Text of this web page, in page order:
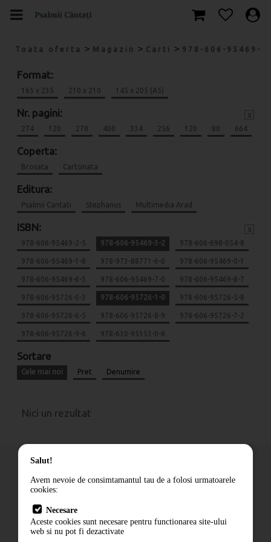
Toata oferta > Magazin > Carti > 978-606-95469-
Format:
165 x 235 210 x 210 145 x 205 (A5)
Nr. pagini:
274 120 270 400 334 256 120 80 664
Coperta:
Brosata Cartonata
Editura:
Psalmii Cantati Stephanus Multimedia Arad
ISBN:
978-606-95469-2-5 978-606-95469-3-2 978-606-698-054-8
978-606-95469-1-8 978-973-88771-6-0 978-606-95469-0-1
978-606-95469-6-3 978-606-95469-7-0 978-606-95469-8-7
978-606-95726-0-3 978-606-95726-1-0 978-606-95726-5-8
978-606-95726-6-5 978-606-95726-8-9 978-606-95726-7-2
978-606-95726-9-6 978-630-95153-0-8
Sortare
Cele mai noi Pret Denumire
Nici un rezultat
Cum comand
Livrare
Contact
Salut!
Avem nevoie de consimtamantul tau de a folosi urmatoarele
cookies:
Necesare
Aceste cookies sunt necesare pentru functionarea site-ului
web si nu pot fi dezactivate